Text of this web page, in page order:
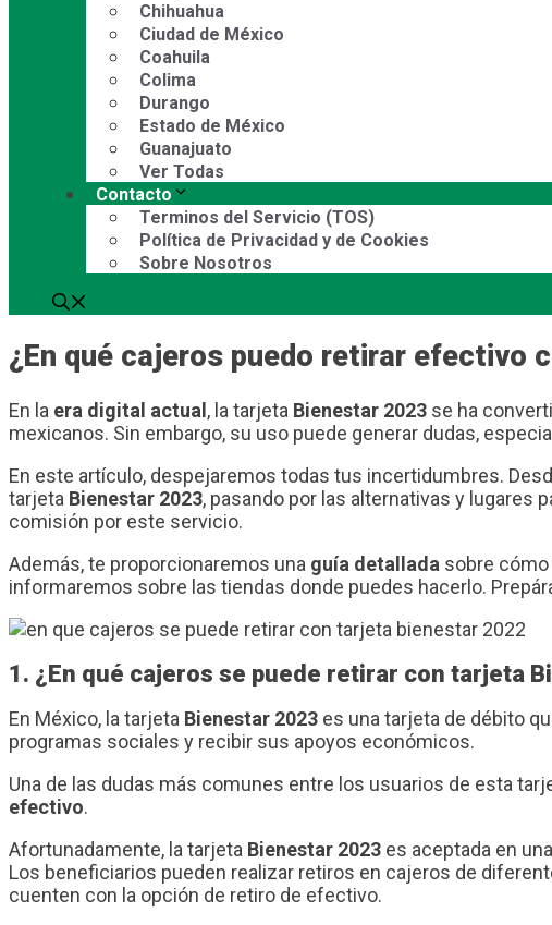
Chihuahua
Ciudad de México
Coahuila
Colima
Durango
Estado de México
Guanajuato
Ver Todas
Contacto
Terminos del Servicio (TOS)
Política de Privacidad y de Cookies
Sobre Nosotros
¿En qué cajeros puedo retirar efectivo
En la era digital actual, la tarjeta Bienestar 2023 se ha
mexicanos. Sin embargo, su uso puede generar dudas,
En este artículo, despejaremos todas tus incertidumbres.
tarjeta Bienestar 2023, pasando por las alternativas y lugares
comisión por este servicio.
Además, te proporcionaremos una guía detallada sobre
informaremos sobre las tiendas donde puedes hacerlo.
1. ¿En qué cajeros se puede retirar con tarjeta
En México, la tarjeta Bienestar 2023 es una tarjeta de débito
programas sociales y recibir sus apoyos económicos.
Una de las dudas más comunes entre los usuarios de esta
efectivo.
Afortunadamente, la tarjeta Bienestar 2023 es aceptada en
Los beneficiarios pueden realizar retiros en cajeros de
cuenten con la opción de retiro de efectivo.